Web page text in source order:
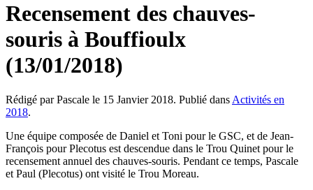
Recensement des chauves-
souris à Bouffioulx
(13/01/2018)
Rédigé par Pascale le 15 Janvier 2018. Publié dans Activités en
2018.
Une équipe composée de Daniel et Toni pour le GSC, et de Jean-
François pour Plecotus est descendue dans le Trou Quinet pour le
recensement annuel des chauves-souris. Pendant ce temps, Pascale
et Paul (Plecotus) ont visité le Trou Moreau.